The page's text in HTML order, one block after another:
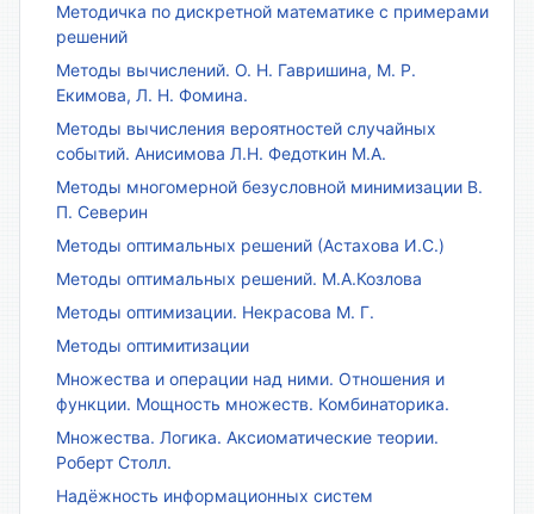
Методичка по дискретной математике с примерами
решений
Методы вычислений. О. Н. Гавришина, М. Р.
Екимова, Л. Н. Фомина.
Методы вычисления вероятностей случайных
событий. Анисимова Л.Н. Федоткин М.А.
Методы многомерной безусловной минимизации В.
П. Северин
Методы оптимальных решений (Астахова И.С.)
Методы оптимальных решений. М.А.Козлова
Методы оптимизации. Некрасова М. Г.
Методы оптимитизации
Множества и операции над ними. Отношения и
функции. Мощность множеств. Комбинаторика.
Множества. Логика. Аксиоматические теории.
Роберт Столл.
Надёжность информационных систем